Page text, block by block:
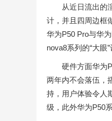
从近日流出的渲
计，并且四周边框
华为P50 Pro与华
nova8系列的“大眼
硬件方面华为
两年内不会落伍，
持，用户体验令人
级，此外华为P50